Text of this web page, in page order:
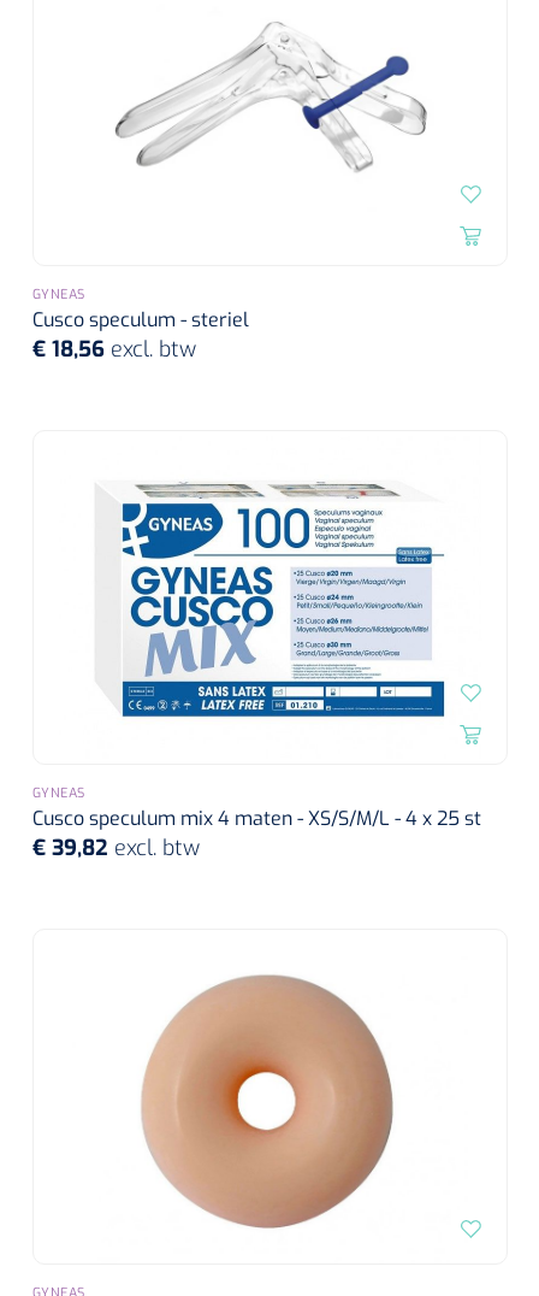
GYNEAS
Cusco speculum - steriel
€ 18,56 excl. btw
GYNEAS
Cusco speculum mix 4 maten - XS/S/M/L - 4 x 25 st
€ 39,82 excl. btw